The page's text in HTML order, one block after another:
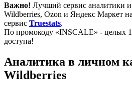
Важно! Лучший сервис аналитики
Wildberries, Ozon и Яндекс Маркет
сервис Truestats.
По промокоду «INSCALE» - целых
доступа!
Аналитика в личном
Wildberries